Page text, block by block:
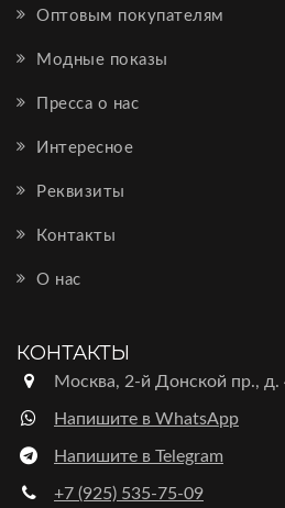
Оптовым покупателям
Модные показы
Пресса о нас
Интересное
Реквизиты
Контакты
О нас
КОНТАКТЫ
Москва, 2-й Донской пр., д.
Напишите в WhatsApp
Напишите в Telegram
+7 (925) 535-75-09